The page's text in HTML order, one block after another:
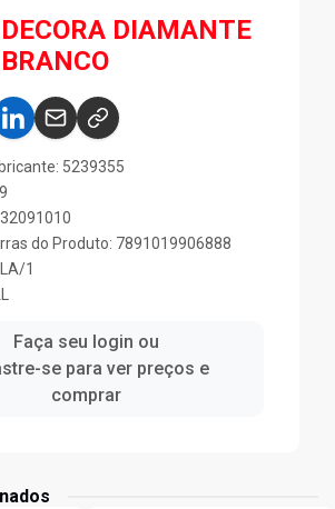
DIAMANTE
5239355
do Produto: 7891019906888
1
Faça seu login ou
se para ver preços e
comprar